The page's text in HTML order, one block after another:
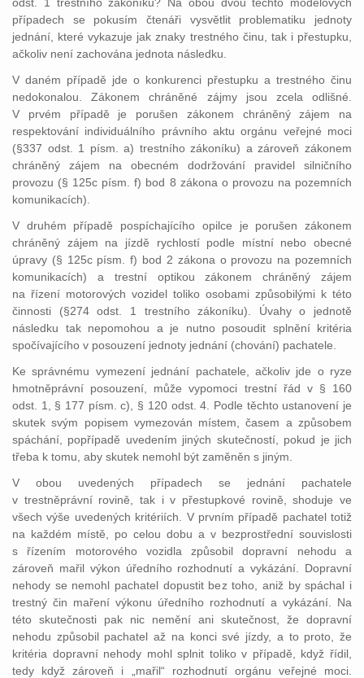
případech se pokusím čtenáři vysvětlit problematiku jednoty
jednání, které vykazuje jak znaky trestného činu, tak i přestupku,
ačkoliv není zachována jednota následku.
V daném případě jde o konkurenci přestupku a trestného činu
nedokonalou. Zákonem chráněné zájmy jsou zcela odlišné.
V prvém případě je porušen zákonem chráněný zájem na
respektování individuálního právního aktu orgánu veřejné moci
(§337 odst. 1 písm. a) trestního zákoníku) a zároveň zákonem
chráněný zájem na obecném dodržování pravidel silničního
provozu (§ 125c písm. f) bod 8 zákona o provozu na pozemních
komunikacích).
V druhém případě pospíchajícího opilce je porušen zákonem
chráněný zájem na jízdě rychlostí podle místní nebo obecné
úpravy (§ 125c písm. f) bod 2 zákona o provozu na pozemních
komunikacích) a trestní optikou zákonem chráněný zájem
na řízení motorových vozidel toliko osobami způsobilými k této
činnosti (§274 odst. 1 trestního zákoníku). Úvahy o jednotě
následku tak nepomohou a je nutno posoudit splnění kritéria
spočívajícího v posouzení jednoty jednání (chování) pachatele.
Ke správnému vymezení jednání pachatele, ačkoliv jde o ryze
hmotněprávní posouzení, může vypomoci trestní řád v § 160
odst. 1, § 177 písm. c), § 120 odst. 4. Podle těchto ustanovení je
skutek svým popisem vymezován místem, časem a způsobem
spáchání, popřípadě uvedením jiných skutečností, pokud je jich
třeba k tomu, aby skutek nemohl být zaměněn s jiným.
V obou uvedených případech se jednání pachatele
v trestněprávní rovině, tak i v přestupkové rovině, shoduje ve
všech výše uvedených kritériích. V prvním případě pachatel totiž
na každém místě, po celou dobu a v bezprostřední souvislosti
s řízením motorového vozidla způsobil dopravní nehodu a
zároveň mařil výkon úředního rozhodnutí a vykázání. Dopravní
nehody se nemohl pachatel dopustit bez toho, aniž by spáchal i
trestný čin maření výkonu úředního rozhodnutí a vykázání. Na
této skutečnosti pak nic nemění ani skutečnost, že dopravní
nehodu způsobil pachatel až na konci své jízdy, a to proto, že
kritéria dopravní nehody mohl splnit toliko v případě, když řídil,
tedy když zároveň i „mařil“ rozhodnutí orgánu veřejné moci.